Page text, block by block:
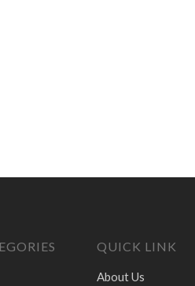
QUICK LINK
About Us